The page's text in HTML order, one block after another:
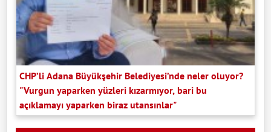
CHP’li Adana Büyükşehir Belediyesi’nde neler oluyor?
"Vurgun yaparken yüzleri kızarmıyor, bari bu
açıklamayı yaparken biraz utansınlar"